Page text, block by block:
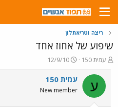
ריצה וטריאתלון
שיפוע של אחוז אחד
פ
ו
ת
ח
ה
עמית 150
פ
ו
ר
ס
ם
12/9/10
ע עמית 150
New member